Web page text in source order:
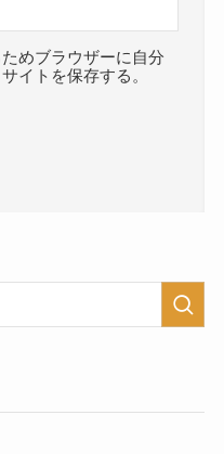
めブラウザーに自分
イトを保存する。